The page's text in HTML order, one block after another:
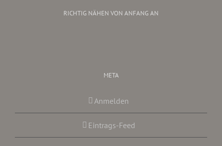
RICHTIG NÄHEN VON ANFANG AN
META
Anmelden
Eintrags-Feed